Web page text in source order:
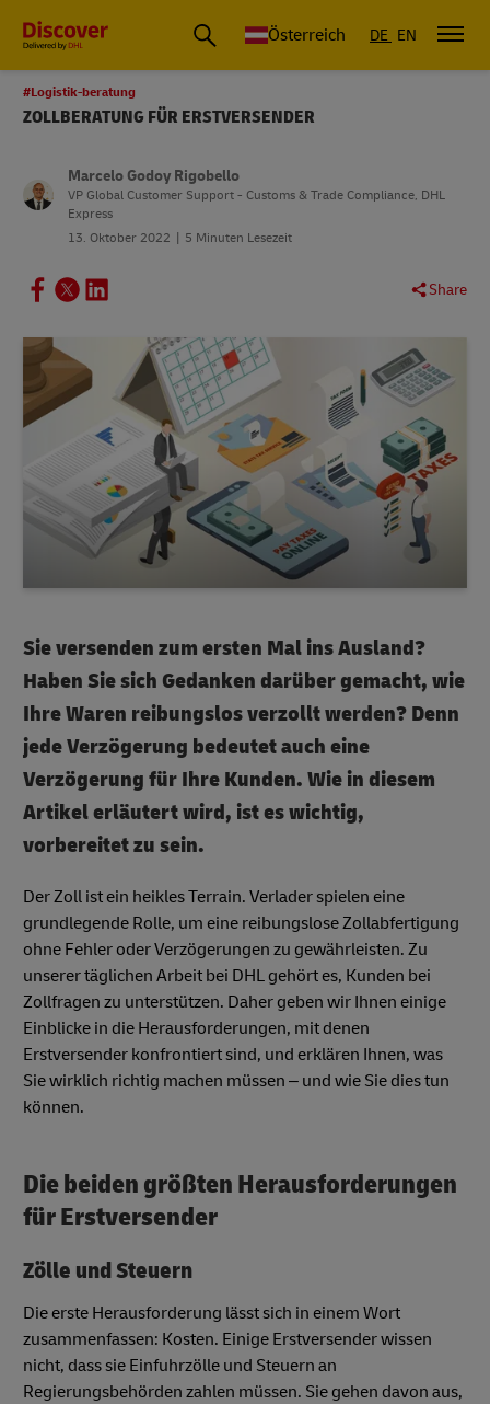
Österreich DE EN
#Logistik-beratung
ZOLLBERATUNG FÜR ERSTVERSENDER
Marcelo Godoy Rigobello
VP Global Customer Support - Customs & Trade Compliance, DHL
Express
13. Oktober 2022
5 Minuten Lesezeit
Share
Sie versenden zum ersten Mal ins Ausland?
Haben Sie sich Gedanken darüber gemacht, wie
Ihre Waren reibungslos verzollt werden? Denn
jede Verzögerung bedeutet auch eine
Verzögerung für Ihre Kunden. Wie in diesem
Artikel erläutert wird, ist es wichtig,
vorbereitet zu sein.
Der Zoll ist ein heikles Terrain. Verlader spielen eine
grundlegende Rolle, um eine reibungslose Zollabfertigung
ohne Fehler oder Verzögerungen zu gewährleisten. Zu
unserer täglichen Arbeit bei DHL gehört es, Kunden bei
Zollfragen zu unterstützen. Daher geben wir Ihnen einige
Einblicke in die Herausforderungen, mit denen
Erstversender konfrontiert sind, und erklären Ihnen, was
Sie wirklich richtig machen müssen – und wie Sie dies tun
können.
Die beiden größten Herausforderungen
für Erstversender
Zölle und Steuern
Die erste Herausforderung lässt sich in einem Wort
zusammenfassen: Kosten. Einige Erstversender wissen
nicht, dass sie Einfuhrzölle und Steuern an
Regierungsbehörden zahlen müssen. Sie gehen davon aus,